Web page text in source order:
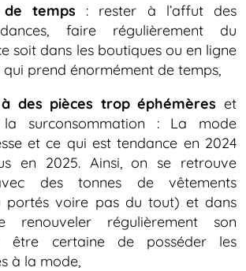
temps : rester à l’affut des
faire régulièrement du
soit dans les boutiques ou en ligne
prend énormément de temps,
des pièces trop éphémères et
surconsommation : La mode
et ce qui est tendance en 2024
en 2025. Ainsi, on se retrouve
des tonnes de vêtements
portés voire pas du tout) et dans
renouveler régulièrement son
être certaine de posséder les
à la mode,